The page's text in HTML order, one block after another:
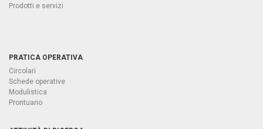
Prodotti e servizi
PRATICA OPERATIVA
Circolari
Schede operative
Modulistica
Prontuario